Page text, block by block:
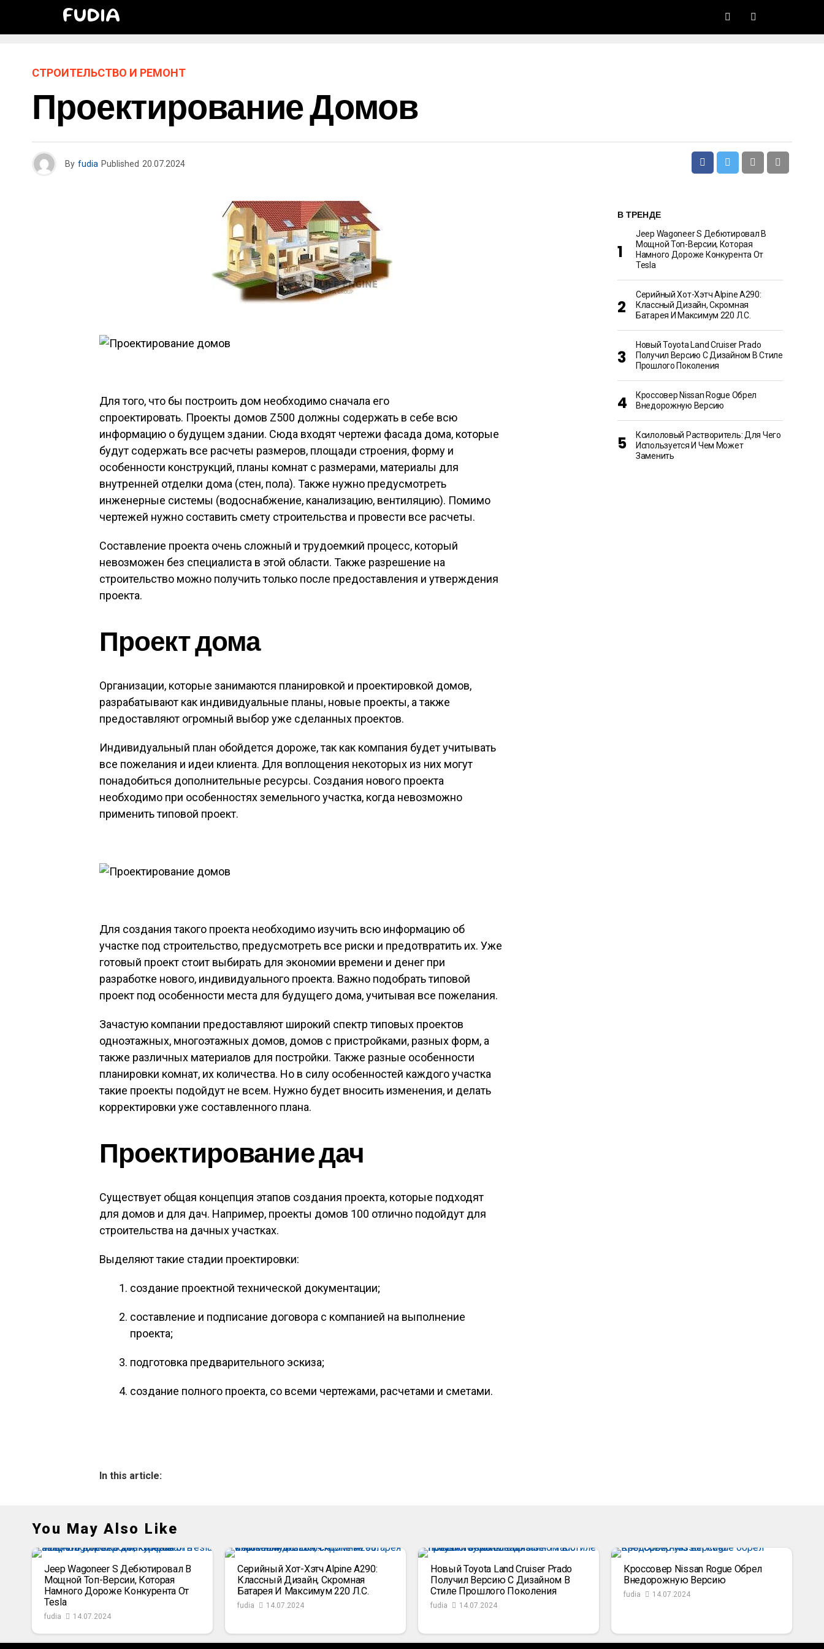
FUDIA
СТРОИТЕЛЬСТВО И РЕМОНТ
Проектирование Домов
By fudia Published 20.07.2024
Для того, что бы построить дом необходимо сначала его
спроектировать. Проекты домов Z500 должны содержать в себе всю
информацию о будущем здании. Сюда входят чертежи фасада дома, которые
будут содержать все расчеты размеров, площади строения, форму и
особенности конструкций, планы комнат с размерами, материалы для
внутренней отделки дома (стен, пола). Также нужно предусмотреть
инженерные системы (водоснабжение, канализацию, вентиляцию). Помимо
чертежей нужно составить смету строительства и провести все расчеты.
Составление проекта очень сложный и трудоемкий процесс, который
невозможен без специалиста в этой области. Также разрешение на
строительство можно получить только после предоставления и утверждения
проекта.
Проект дома
Организации, которые занимаются планировкой и проектировкой домов,
разрабатывают как индивидуальные планы, новые проекты, а также
предоставляют огромный выбор уже сделанных проектов.
Индивидуальный план обойдется дороже, так как компания будет учитывать
все пожелания и идеи клиента. Для воплощения некоторых из них могут
понадобиться дополнительные ресурсы. Создания нового проекта
необходимо при особенностях земельного участка, когда невозможно
применить типовой проект.
Для создания такого проекта необходимо изучить всю информацию об
участке под строительство, предусмотреть все риски и предотвратить их. Уже
готовый проект стоит выбирать для экономии времени и денег при
разработке нового, индивидуального проекта. Важно подобрать типовой
проект под особенности места для будущего дома, учитывая все пожелания.
Зачастую компании предоставляют широкий спектр типовых проектов
одноэтажных, многоэтажных домов, домов с пристройками, разных форм, а
также различных материалов для постройки. Также разные особенности
планировки комнат, их количества. Но в силу особенностей каждого участка
такие проекты подойдут не всем. Нужно будет вносить изменения, и делать
корректировки уже составленного плана.
Проектирование дач
Существует общая концепция этапов создания проекта, которые подходят
для домов и для дач. Например, проекты домов 100 отлично подойдут для
строительства на дачных участках.
Выделяют такие стадии проектировки:
создание проектной технической документации;
составление и подписание договора с компанией на выполнение
проекта;
подготовка предварительного эскиза;
создание полного проекта, со всеми чертежами, расчетами и сметами.
In this article:
В ТРЕНДЕ
Jeep Wagoneer S Дебютировал В
Мощной Топ-Версии, Которая
Намного Дороже Конкурента От
Tesla
Серийный Хот-Хэтч Alpine A290:
Классный Дизайн, Скромная
Батарея И Максимум 220 Л.с.
Новый Toyota Land Cruiser Prado
Получил Версию С Дизайном В Стиле
Прошлого Поколения
Кроссовер Nissan Rogue Обрел
Внедорожную Версию
Ксилоловый Растворитель: Для Чего
Используется И Чем Может
Заменить
You May Also Like
Jeep Wagoneer S Дебютировал В
Мощной Топ-Версии, Которая
Намного Дороже Конкурента От
Tesla
fudia 14.07.2024
Серийный Хот-Хэтч Alpine A290:
Классный Дизайн, Скромная
Батарея И Максимум 220 Л.с.
fudia 14.07.2024
Новый Toyota Land Cruiser Prado
Получил Версию С Дизайном В
Стиле Прошлого Поколения
fudia 14.07.2024
Кроссовер Nissan Rogue Обрел
Внедорожную Версию
fudia 14.07.2024